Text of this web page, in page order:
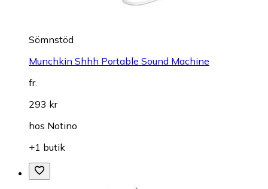
Sömnstöd
Munchkin Shhh Portable Sound Machine
fr.
293 kr
hos Notino
+1 butik